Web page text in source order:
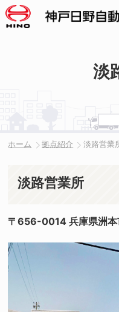
淡
ホーム 拠点紹介 淡路営業
淡路営業所
〒656-0014 兵庫県洲